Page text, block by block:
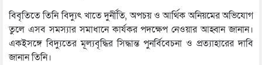
বিবৃতিতে তিনি বিদ্যুৎ খাতে দুর্নীতি, অপচয় ও আর্থিক অনিয়মের অভিযোগ
তুলে এসব সমস্যার সমাধানে কার্যকর পদক্ষেপ নেওয়ার আহ্বান জানান।
একইসঙ্গে বিদ্যুতের মূল্যবৃদ্ধির সিদ্ধান্ত পুনর্বিবেচনা ও প্রত্যাহারের দাবি
জানান তিনি।